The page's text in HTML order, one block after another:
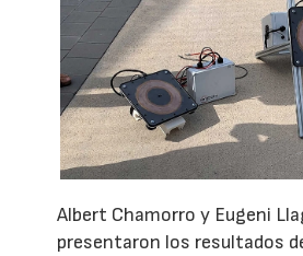
Albert Chamorro y Eugeni
presentaron los resultados